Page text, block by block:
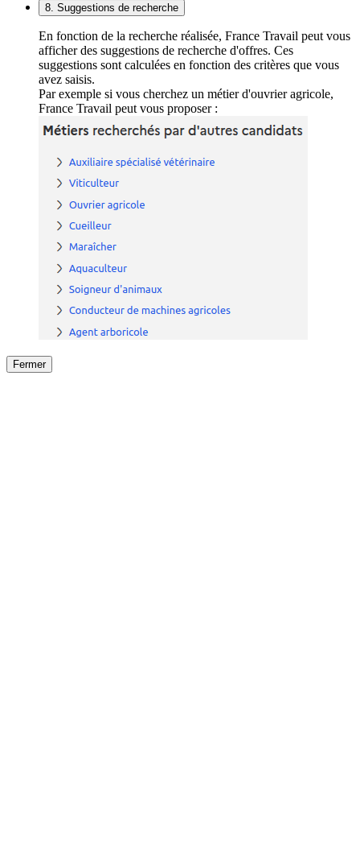
8. Suggestions de recherche
En fonction de la recherche réalisée, France Travail peut vous
afficher des suggestions de recherche d'offres. Ces
suggestions sont calculées en fonction des critères que vous
avez saisis.
Par exemple si vous cherchez un métier d'ouvrier agricole,
France Travail peut vous proposer :
Fermer